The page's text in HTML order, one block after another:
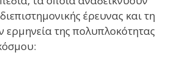
έρευνας και τη
ερμηνεία της πολυπλοκότητας